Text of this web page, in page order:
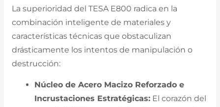
La superioridad del TESA E800 radica en la
combinación inteligente de materiales y
características técnicas que obstaculizan
drásticamente los intentos de manipulación o
destrucción:
Núcleo de Acero Macizo Reforzado e
Incrustaciones Estratégicas: El corazón del